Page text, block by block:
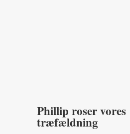
Phillip roser vores
træfældning